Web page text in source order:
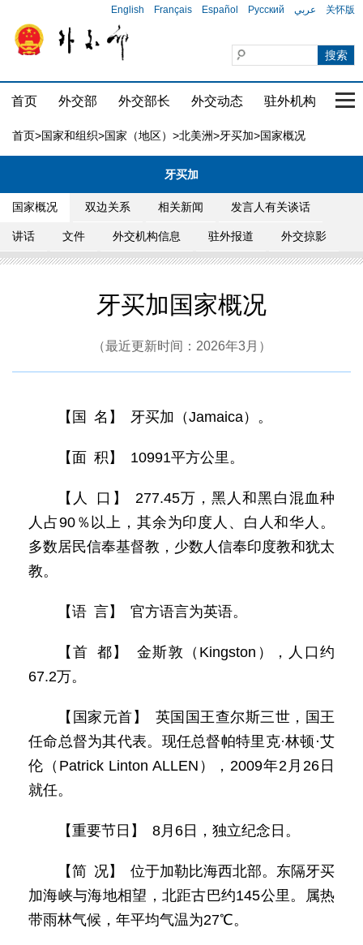
English Français Español Русский عربي 关怀版
首页 外交部 外交部长 外交动态 驻外机构 国
首页>国家和组织>国家（地区） >北美洲>牙买加>国家概况
牙买加
国家概况 双边关系 相关新闻 发言人有关谈话
讲话 文件 外交机构信息 驻外报道 外交掠影
牙买加国家概况
（最近更新时间：2026年3月）
【国 名】 牙买加（Jamaica）。
【面 积】 10991平方公里。
【人 口】 277.45万，黑人和黑白混血种
人占90％以上，其余为印度人、白人和华人。
多数居民信奉基督教，少数人信奉印度教和犹太
教。
【语 言】 官方语言为英语。
【首 都】 金斯敦（Kingston），人口约
67.2万。
【国家元首】 英国国王查尔斯三世，国王
任命总督为其代表。现任总督帕特里克·林顿·艾
伦（Patrick Linton ALLEN），2009年2月26日
就任。
【重要节日】 8月6日，独立纪念日。
【简 况】 位于加勒比海西北部。东隔牙买
加海峡与海地相望，北距古巴约145公里。属热
带雨林气候，年平均气温为27℃。